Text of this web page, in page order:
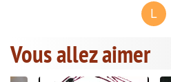
L
Vous allez aimer